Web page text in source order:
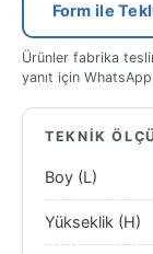
Form ile
Ürünler fabrika
yanıt için WhatsApp
TEKNIK
Boy (L)
Yükseklik (H)